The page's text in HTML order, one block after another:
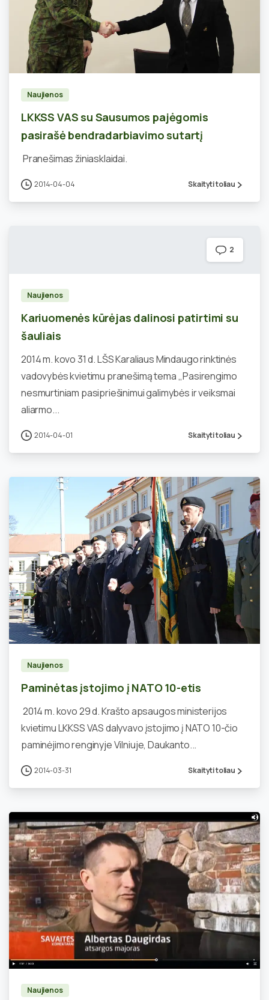
2
Naujienos
LKKSS VAS su Sausumos pajėgomis
pasirašė bendradarbiavimo sutartį
Pranešimas žiniasklaidai.
2014-04-04 Skaityti toliau
2
Naujienos
Kariuomenės kūrėjas dalinosi patirtimi su
šauliais
2014 m. kovo 31 d. LŠS Karaliaus Mindaugo rinktinės
vadovybės kvietimu pranešimą tema ,,Pasirengimo
nesmurtiniam pasipriešinimui galimybės ir veiksmai
aliarmo...
2014-04-01 Skaityti toliau
Naujienos
Paminėtas įstojimo į NATO 10-etis
2014 m. kovo 29 d. Krašto apsaugos ministerijos
kvietimu LKKSS VAS dalyvavo įstojimo į NATO 10-čio
paminėjimo renginyje Vilniuje, Daukanto...
2014-03-31 Skaityti toliau
Naujienos